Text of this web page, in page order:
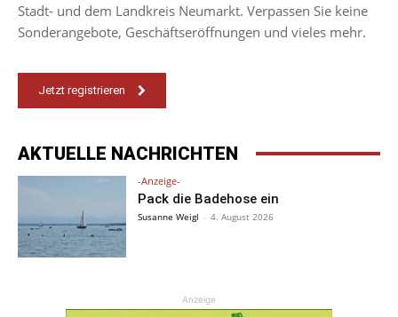
Stadt- und dem Landkreis Neumarkt. Verpassen Sie keine
Sonderangebote, Geschäftseröffnungen und vieles mehr.
Jetzt registrieren
AKTUELLE NACHRICHTEN
-Anzeige-
Pack die Badehose ein
Susanne Weigl - 4. August 2026
Anzeige